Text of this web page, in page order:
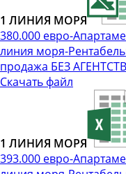
1 ЛИНИЯ МОРЯ
380.000 евро-
линия моря-
продажа БЕЗ
Скачать файл
1 ЛИНИЯ МОРЯ
393.000 евро-